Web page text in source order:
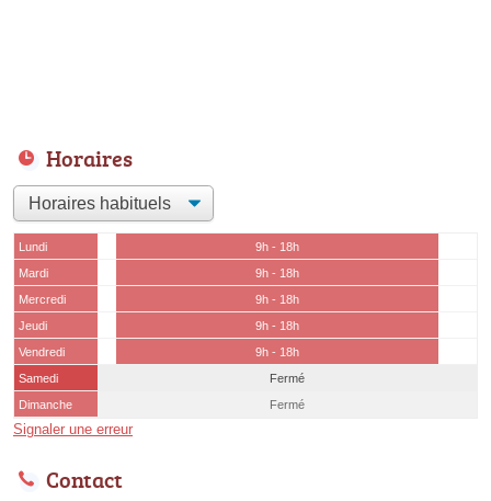
Horaires
Lundi
9h - 18h
Mardi
9h - 18h
Mercredi
9h - 18h
Jeudi
9h - 18h
Vendredi
9h - 18h
Samedi
Fermé
Dimanche
Fermé
Signaler une erreur
Contact